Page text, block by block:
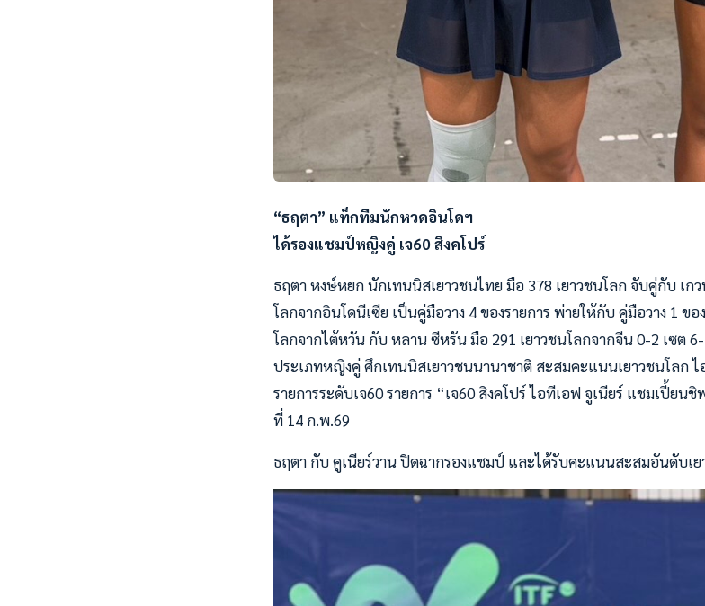
“ธฤตา” แท็กทีมนักหวดอินโดฯ
ได้รองแชมป์หญิงคู่ เจ60 สิงคโปร์
ธฤตา หงษ์หยก นักเทนนิสเยาวชนไทย มือ 378 เยาวชนโลก จับคู่กับ เก
โลกจากอินโดนีเซีย เป็นคู่มือวาง 4 ของรายการ พ่ายให้กับ คู่มือวาง 1 ขอ
โลกจากไต้หวัน กับ หลาน ซีหรัน มือ 291 เยาวชนโลกจากจีน 0-2 เซต
ประเภทหญิงคู่ ศึกเทนนิสเยาวชนนานาชาติ สะสมคะแนนเยาวชนโลก ไ
รายการระดับเจ60 รายการ “เจ60 สิงคโปร์ ไอทีเอฟ จูเนียร์ แชมเปี้ยน
ที่ 14 ก.พ.69
ธฤตา กับ คูเนียร์วาน ปิดฉากรองแชมป์ และได้รับคะแนนสะสมอันดับเ